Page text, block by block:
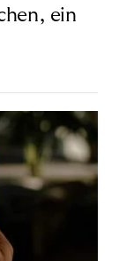
ein